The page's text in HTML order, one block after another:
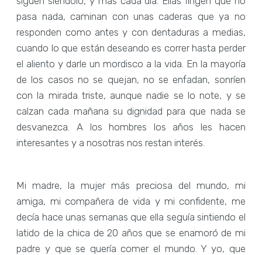
pasa nada, caminan con unas caderas que ya no
responden como antes y con dentaduras a medias,
cuando lo que están deseando es correr hasta perder
el aliento y darle un mordisco a la vida. En la mayoría
de los casos no se quejan, no se enfadan, sonríen
con la mirada triste, aunque nadie se lo note, y se
calzan cada mañana su dignidad para que nada se
desvanezca. A los hombres los años les hacen
interesantes y a nosotras nos restan interés.
Mi madre, la mujer más preciosa del mundo, mi
amiga, mi compañera de vida y mi confidente, me
decía hace unas semanas que ella seguía sintiendo el
latido de la chica de 20 años que se enamoró de mi
padre y que se quería comer el mundo. Y yo, que